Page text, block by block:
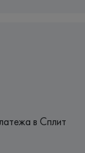
в Сплит